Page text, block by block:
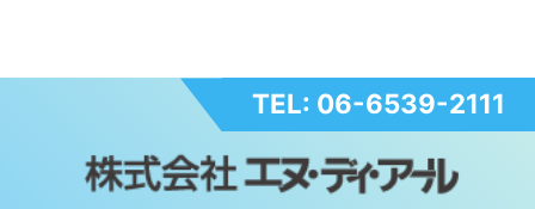
TEL: 06-6539-2111